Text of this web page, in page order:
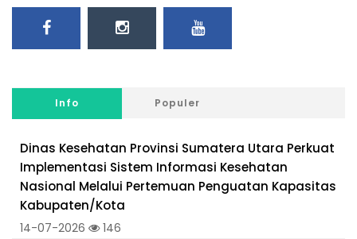
Info Populer
Dinas Kesehatan Provinsi Sumatera Utara Perkuat
Implementasi Sistem Informasi Kesehatan
Nasional Melalui Pertemuan Penguatan Kapasitas
Kabupaten/Kota
14-07-2026 146